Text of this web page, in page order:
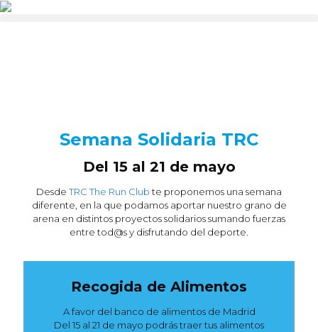
Semana Solidaria TRC
Del 15 al 21 de mayo
DesdeTRC The Run Club te proponemos una semana
diferente, en la que podamos aportar nuestro grano de
arena en distintos proyectos solidarios sumando fuerzas
entre tod@s y disfrutando del deporte.
Recogida de Alimentos
A favor del banco de alimentos de Madrid
Del 15 al 21 de mayo podrás traer tus alimentos